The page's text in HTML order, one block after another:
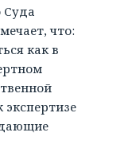
Суда
что:
как в
экспертизе